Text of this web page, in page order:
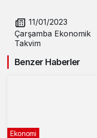
11/01/2023
Çarşamba Ekonomik
Takvim
Benzer Haberler
Ekonomi